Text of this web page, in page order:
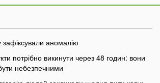
зафіксували аномалію
потрібно викинути через 48 годин: вони
небезпечними